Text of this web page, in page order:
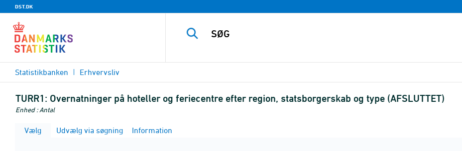
DST.DK
Statistikbanken Erhvervsliv
TURR1: Overnatninger på hoteller og feriecentre efter region, statsborgerskab og type (AFSLUTTET)
Enhed : Antal
Vælg
Udvælg via søgning Information